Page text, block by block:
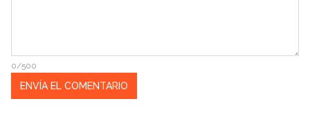
0/500